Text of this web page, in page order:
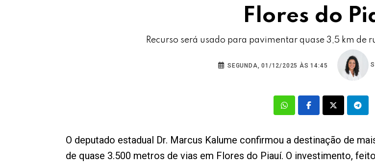
Flores do
Recurso será usado para pavimentar quase 3,5 km de
SEGUNDA, 01/12/2025 ÀS 14:45
O deputado estadual Dr. Marcus Kalume confirmou a destinação de
de quase 3.500 metros de vias em Flores do Piauí. O investimento,